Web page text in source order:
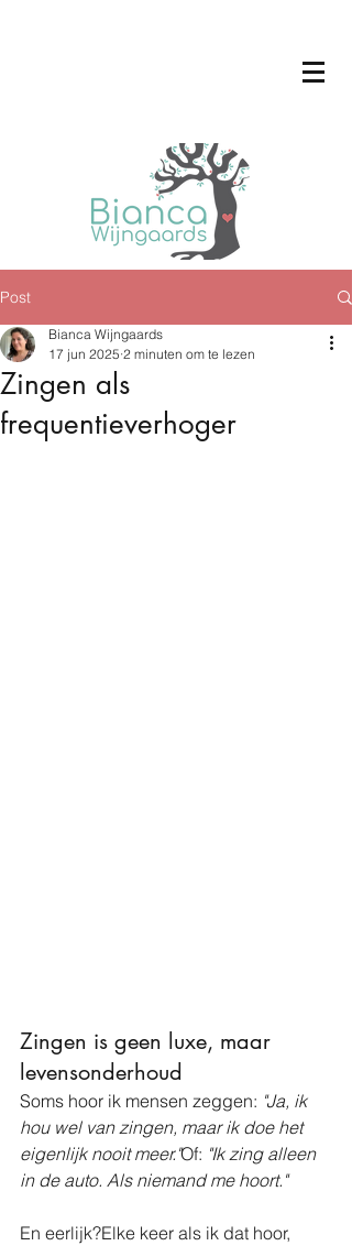
Post
Zingen als
frequentieverhoger
Bianca Wijngaards
17 jun 2025 2 minuten om te lezen
Zingen is geen luxe, maar
levensonderhoud
Soms hoor ik mensen zeggen: "Ja, ik
hou wel van zingen, maar ik doe het
eigenlijk nooit meer."Of: "Ik zing alleen
in de auto. Als niemand me hoort."
En eerlijk?Elke keer als ik dat hoor,